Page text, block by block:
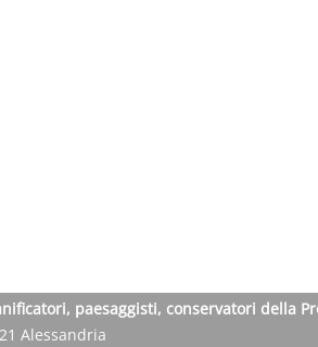
paesaggisti, conservatori della
Alessandria